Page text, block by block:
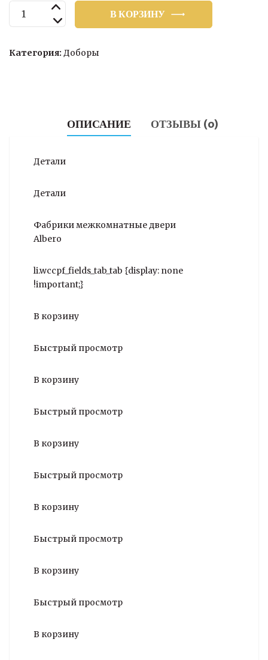
Количество
товара
элемент
В КОРЗИНУ
Категория: Доборы
ОПИСАНИЕ ОТЗЫВЫ (0)
Детали
Детали
Фабрики межкомнатные двери
Albero
li.wccpf_fields_tab_tab {display: none
!important;}
В корзину
Быстрый просмотр
В корзину
Быстрый просмотр
В корзину
Быстрый просмотр
В корзину
Быстрый просмотр
В корзину
Быстрый просмотр
В корзину